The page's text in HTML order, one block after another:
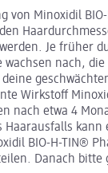
von Minoxidil
Je früher
nach,
Wirkstoff
nach etwa 4
kann
BIO-H-TIN®
Danach bitte